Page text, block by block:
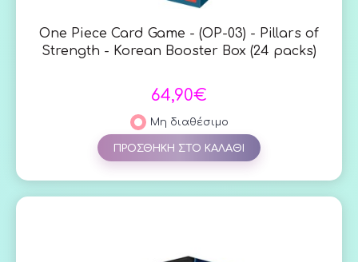
One Piece Card Game - (OP-03) - Pillars of
Strength - Korean Booster Box (24 packs)
64,90€
Μη διαθέσιμο
ΠΡΟΣΘΗΚΗ ΣΤΟ ΚΑΛΑΘΙ